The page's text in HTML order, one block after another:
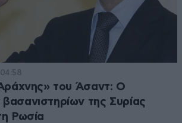
του Άσαντ: Ο
της Συρίας
Ρωσία